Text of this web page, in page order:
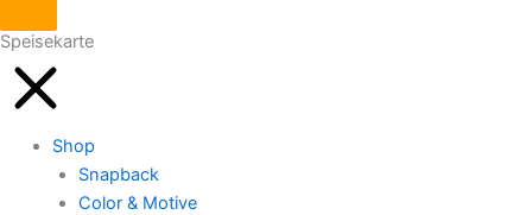
Speisekarte
Shop
Snapback
Color & Motive